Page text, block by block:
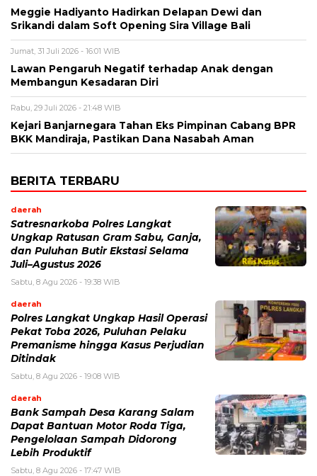
Meggie Hadiyanto Hadirkan Delapan Dewi dan
Srikandi dalam Soft Opening Sira Village Bali
Jumat, 31 Juli 2026 - 16:01 WIB
Lawan Pengaruh Negatif terhadap Anak dengan
Membangun Kesadaran Diri
Rabu, 29 Juli 2026 - 21:48 WIB
Kejari Banjarnegara Tahan Eks Pimpinan Cabang BPR
BKK Mandiraja, Pastikan Dana Nasabah Aman
BERITA TERBARU
daerah
Satresnarkoba Polres Langkat
Ungkap Ratusan Gram Sabu, Ganja,
dan Puluhan Butir Ekstasi Selama
Juli–Agustus 2026
Sabtu, 8 Agu 2026 - 19:38 WIB
daerah
Polres Langkat Ungkap Hasil Operasi
Pekat Toba 2026, Puluhan Pelaku
Premanisme hingga Kasus Perjudian
Ditindak
Sabtu, 8 Agu 2026 - 19:08 WIB
daerah
Bank Sampah Desa Karang Salam
Dapat Bantuan Motor Roda Tiga,
Pengelolaan Sampah Didorong
Lebih Produktif
Sabtu, 8 Agu 2026 - 17:47 WIB